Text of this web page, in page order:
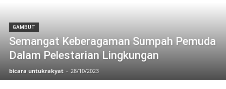
GAMBUT
Semangat Keberagaman Sumpah Pemuda
Dalam Pelestarian Lingkungan
bicara untukrakyat - 28/10/2023